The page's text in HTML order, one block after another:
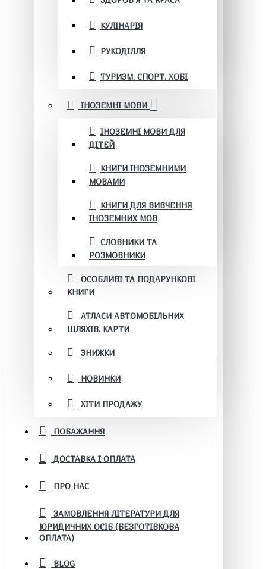
КУЛІНАРІЯ
РУКОДІЛЛЯ
ТУРИЗМ. СПОРТ. ХОБІ
ІНОЗЕМНІ МОВИ
ІНОЗЕМНІ МОВИ ДЛЯ
ДІТЕЙ
КНИГИ ІНОЗЕМНИМИ
МОВАМИ
КНИГИ ДЛЯ ВИВЧЕННЯ
ІНОЗЕМНИХ МОВ
СЛОВНИКИ ТА
РОЗМОВНИКИ
ОСОБЛИВІ ТА ПОДАРУНКОВІ
КНИГИ
АТЛАСИ АВТОМОБІЛЬНИХ
ШЛЯХІВ. КАРТИ
ЗНИЖКИ
НОВИНКИ
ХІТИ ПРОДАЖУ
ПОБАЖАННЯ
ДОСТАВКА І ОПЛАТА
ПРО НАС
ЗАМОВЛЕННЯ ЛІТЕРАТУРИ ДЛЯ
ЮРИДИЧНИХ ОСІБ (БЕЗГОТІВКОВА
ОПЛАТА)
BLOG